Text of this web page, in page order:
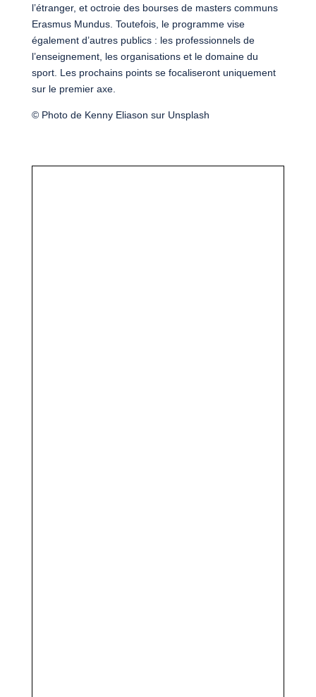
l’étranger, et octroie des bourses de masters communs
Erasmus Mundus. Toutefois, le programme vise
également d’autres publics : les professionnels de
l’enseignement, les organisations et le domaine du
sport. Les prochains points se focaliseront uniquement
sur le premier axe.
© Photo de Kenny Eliason sur Unsplash